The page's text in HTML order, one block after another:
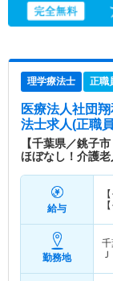
理学療法士 正職
医療法人社団
法士求人(正職
【千葉県／銚子
ほぼなし！介護
給与
勤務地